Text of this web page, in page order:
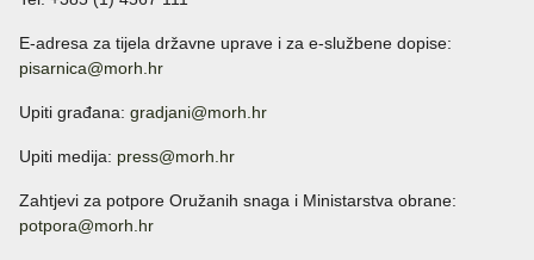
E-adresa za tijela državne uprave i za e-službene dopise:
pisarnica@morh.hr
Upiti građana: gradjani@morh.hr
Upiti medija: press@morh.hr
Zahtjevi za potpore Oružanih snaga i Ministarstva obrane:
potpora@morh.hr